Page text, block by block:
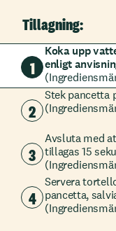
Tillagning:
1
Koka upp
enligt
2
Stek pancetta
3
Avsluta med
tillagas 15
4
Servera
pancetta,